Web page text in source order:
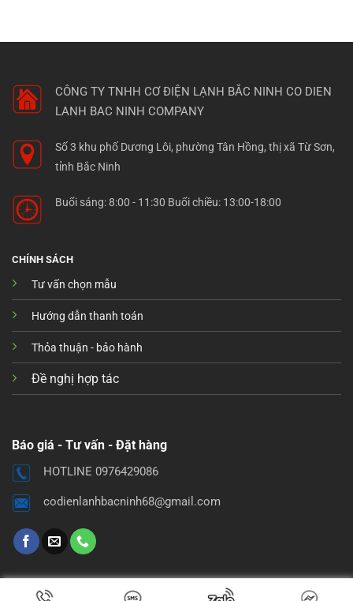
CÔNG TY TNHH CƠ ĐIỆN LẠNH BẮC NINH CO DIEN
LANH BAC NINH COMPANY
Số 3 khu phố Dương Lôi, phường Tân Hồng, thị xã Từ Sơn,
tỉnh Bắc Ninh
Buổi sáng: 8:00 - 11:30 Buổi chiều: 13:00-18:00
CHÍNH SÁCH
Tư vấn chọn mẫu
Hướng dẫn thanh toán
Thỏa thuận - bảo hành
Đề nghị hợp tác
Báo giá - Tư vấn - Đặt hàng
HOTLINE 0976429086
codienlanhbacninh68@gmail.com